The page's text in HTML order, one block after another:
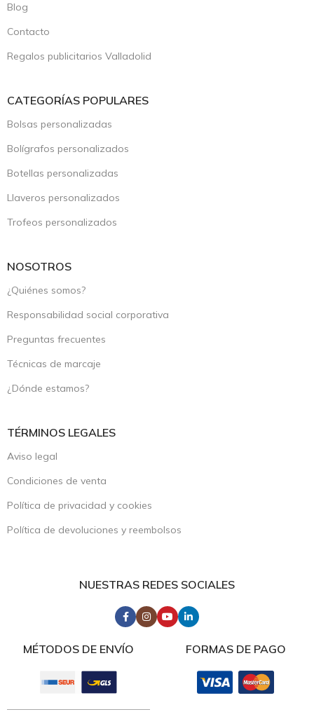
Blog
Contacto
Regalos publicitarios Valladolid
CATEGORÍAS POPULARES
Bolsas personalizadas
Bolígrafos personalizados
Botellas personalizadas
Llaveros personalizados
Trofeos personalizados
NOSOTROS
¿Quiénes somos?
Responsabilidad social corporativa
Preguntas frecuentes
Técnicas de marcaje
¿Dónde estamos?
TÉRMINOS LEGALES
Aviso legal
Condiciones de venta
Política de privacidad y cookies
Política de devoluciones y reembolsos
FORMAS DE PAGO
MÉTODOS DE ENVÍO
NUESTRAS REDES SOCIALES